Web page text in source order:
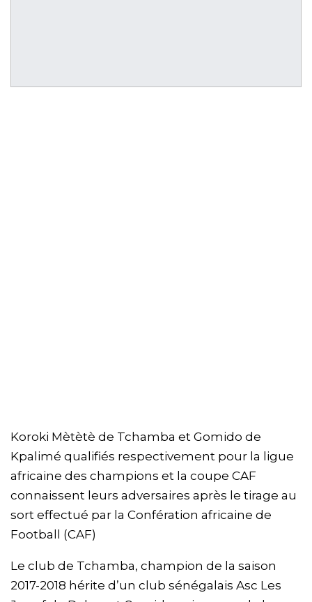
Koroki Mètètè de Tchamba et Gomido de
Kpalimé qualifiés respectivement pour la ligue
africaine des champions et la coupe CAF
connaissent leurs adversaires après le tirage au
sort effectué par la Confération africaine de
Football (CAF)
Le club de Tchamba, champion de la saison
2017-2018 hérite d’un club sénégalais Asc Les